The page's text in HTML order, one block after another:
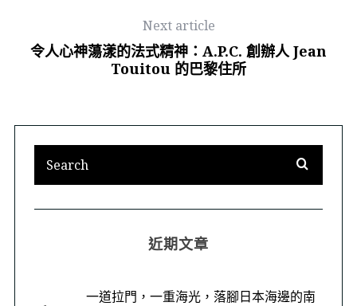
Next article
令人心神蕩漾的法式精神：A.P.C. 創辦人 Jean
Touitou 的巴黎住所
近期文章
一道拉門，一重海光，落腳日本海邊的南